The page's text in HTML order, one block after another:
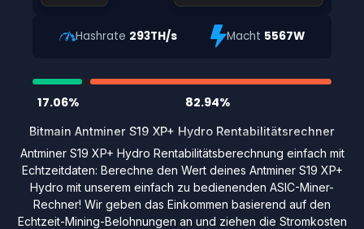
Hashrate 293TH/s Macht 5567W
17.06% 82.94%
Bitmain Antminer S19 XP+ Hydro Rentabilitätsrechner
Antminer S19 XP+ Hydro Rentabilitätsberechnung einfach mit
Echtzeitdaten: Berechne den Wert deines Antminer S19 XP+
Hydro mit unserem einfach zu bedienenden ASIC-Miner-
Rechner! Wir geben das Einkommen basierend auf den
Echtzeit-Mining-Belohnungen an und ziehen die Stromkosten